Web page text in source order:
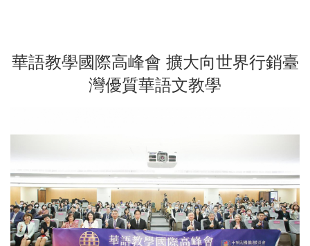
華語教學國際高峰會 擴大向世界行銷臺
灣優質華語文教學